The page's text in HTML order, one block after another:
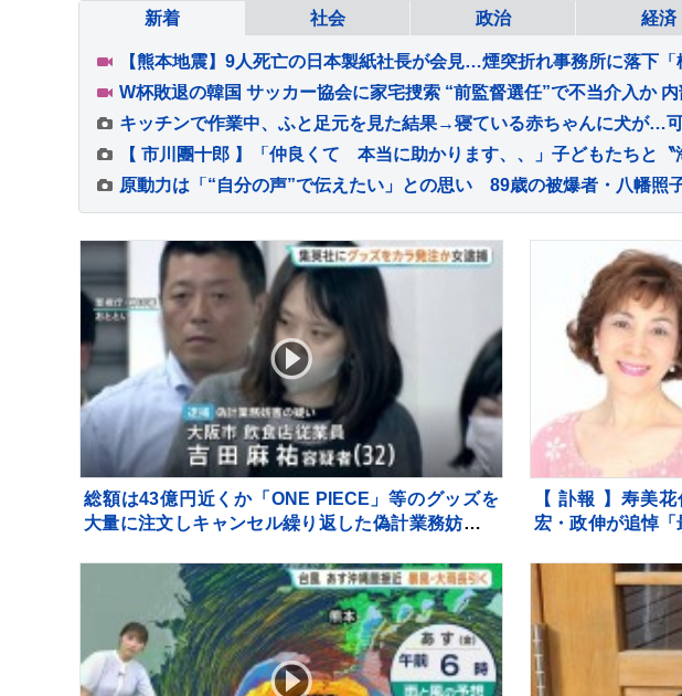
新着 社会 政治 経済
総額は43億円近くか「ONE PIECE」等のグッズを
大量に注文しキャンセル繰り返した偽計業務妨害の
【 訃報 】寿美
宏・政伸が追悼「